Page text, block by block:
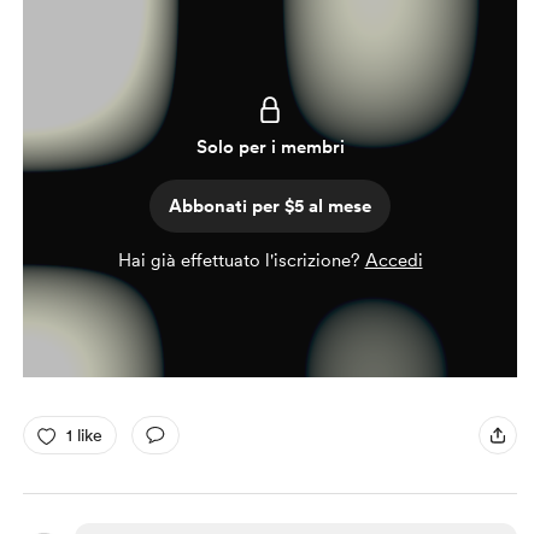
Solo per i membri
Abbonati per $5 al mese
Hai già effettuato l'iscrizione? Accedi
1 like